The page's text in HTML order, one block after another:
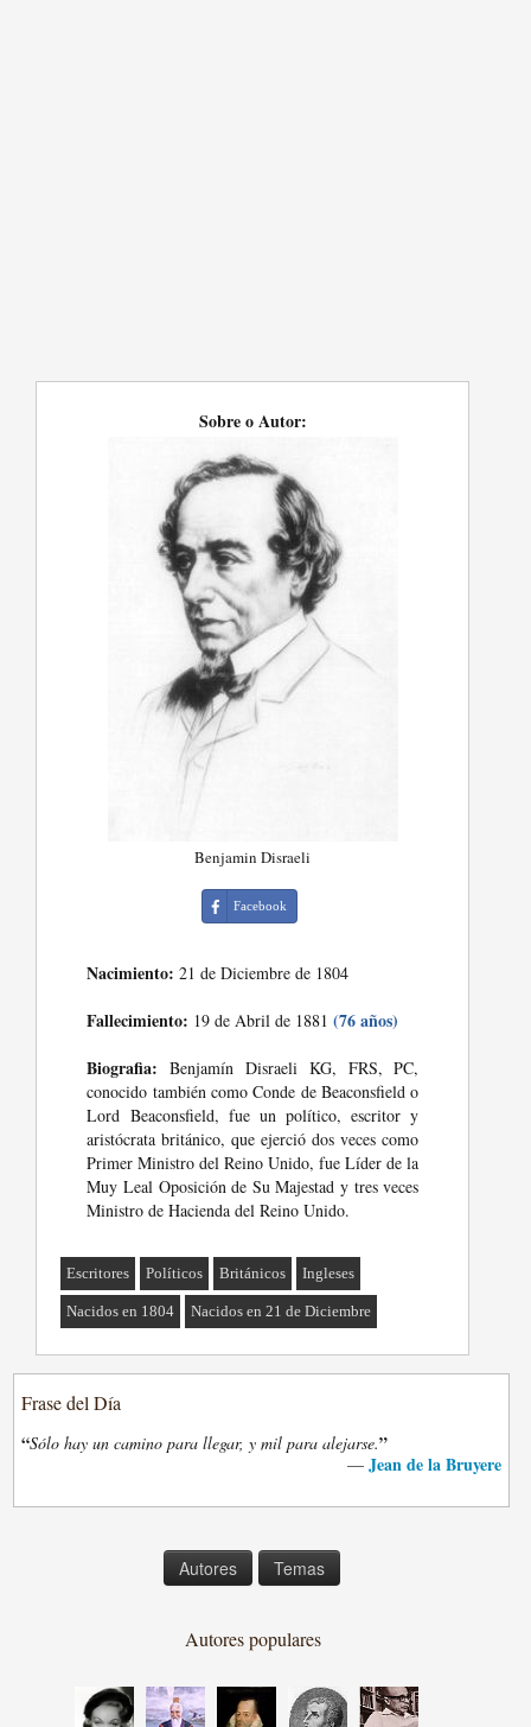
Sobre o Autor:
Benjamin Disraeli
Facebook
Nacimiento: 21 de Diciembre de 1804
Fallecimiento: 19 de Abril de 1881(76 años)
Biografia: Benjamín Disraeli KG, FRS, PC,
conocido también como Conde de Beaconsfield o
Lord Beaconsfield, fue un político, escritor y
aristócrata británico, que ejerció dos veces como
Primer Ministro del Reino Unido, fue Líder de la
Muy Leal Oposición de Su Majestad y tres veces
Ministro de Hacienda del Reino Unido.
Escritores Políticos Británicos Ingleses
Nacidos en 1804 Nacidos en 21 de Diciembre
Frase del Día
“Sólo hay un camino para llegar, y mil para alejarse.”
— Jean de la Bruyere
Autores Temas
Autores populares